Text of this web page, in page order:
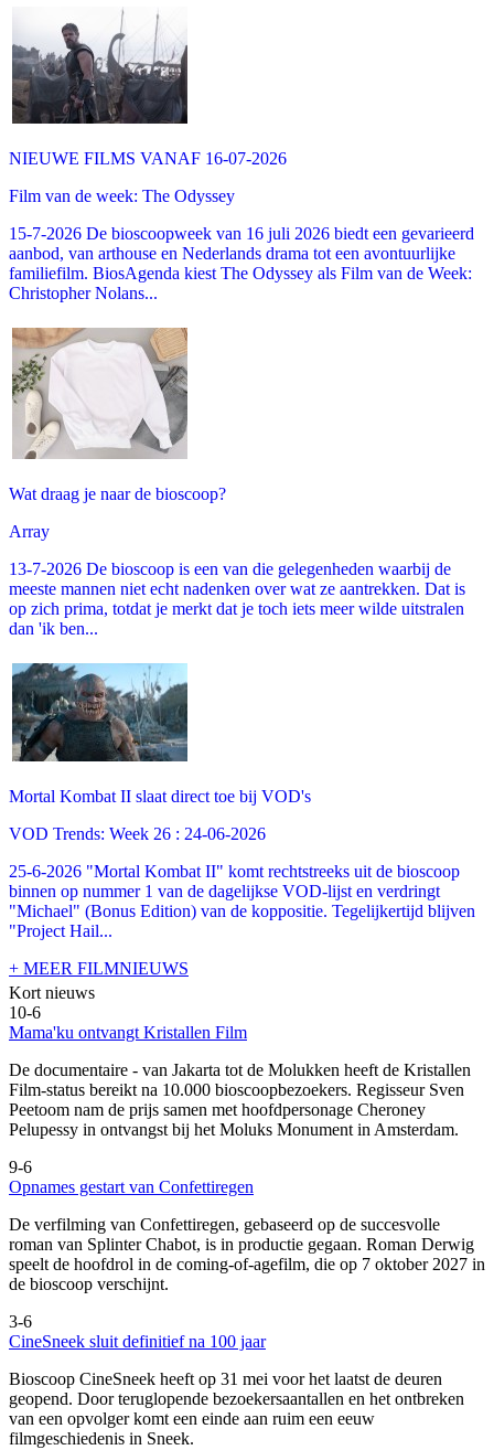
NIEUWE FILMS VANAF 16-07-2026
Film van de week: The Odyssey
15-7-2026 De bioscoopweek van 16 juli 2026 biedt een gevarieerd
aanbod, van arthouse en Nederlands drama tot een avontuurlijke
familiefilm. BiosAgenda kiest The Odyssey als Film van de Week:
Christopher Nolans...
Wat draag je naar de bioscoop?
Array
13-7-2026 De bioscoop is een van die gelegenheden waarbij de
meeste mannen niet echt nadenken over wat ze aantrekken. Dat is
op zich prima, totdat je merkt dat je toch iets meer wilde uitstralen
dan 'ik ben...
Mortal Kombat II slaat direct toe bij VOD's
VOD Trends: Week 26 : 24-06-2026
25-6-2026 "Mortal Kombat II" komt rechtstreeks uit de bioscoop
binnen op nummer 1 van de dagelijkse VOD-lijst en verdringt
"Michael" (Bonus Edition) van de koppositie. Tegelijkertijd blijven
"Project Hail...
+ MEER FILMNIEUWS
Kort nieuws
10-6
Mama'ku ontvangt Kristallen Film
De documentaire - van Jakarta tot de Molukken heeft de Kristallen
Film-status bereikt na 10.000 bioscoopbezoekers. Regisseur Sven
Peetoom nam de prijs samen met hoofdpersonage Cheroney
Pelupessy in ontvangst bij het Moluks Monument in Amsterdam.
9-6
Opnames gestart van Confettiregen
De verfilming van Confettiregen, gebaseerd op de succesvolle
roman van Splinter Chabot, is in productie gegaan. Roman Derwig
speelt de hoofdrol in de coming-of-agefilm, die op 7 oktober 2027 in
de bioscoop verschijnt.
3-6
CineSneek sluit definitief na 100 jaar
Bioscoop CineSneek heeft op 31 mei voor het laatst de deuren
geopend. Door teruglopende bezoekersaantallen en het ontbreken
van een opvolger komt een einde aan ruim een eeuw
filmgeschiedenis in Sneek.